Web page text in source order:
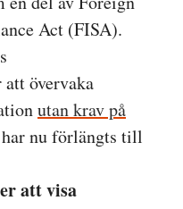
Act (FISA).
övervaka
utan krav på
nu förlängts till
att visa